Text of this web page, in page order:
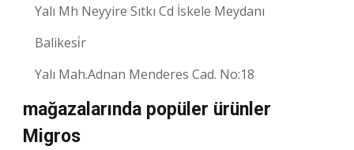
Yalı Mh Neyyire Sıtkı Cd İskele Meydanı
Balikesi̇r
Yalı Mah.Adnan Menderes Cad. No:18
mağazalarında popüler ürünler
Migros